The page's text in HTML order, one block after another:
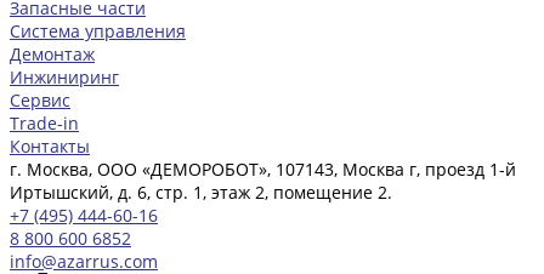
Запасные части
Система управления
Демонтаж
Инжиниринг
Сервис
Trade-in
Контакты
г. Москва, ООО «ДЕМОРОБОТ», 107143, Москва г, проезд 1-й
Иртышский, д. 6, стр. 1, этаж 2, помещение 2.
+7 (495) 444-60-16
8 800 600 6852
info@azarrus.com